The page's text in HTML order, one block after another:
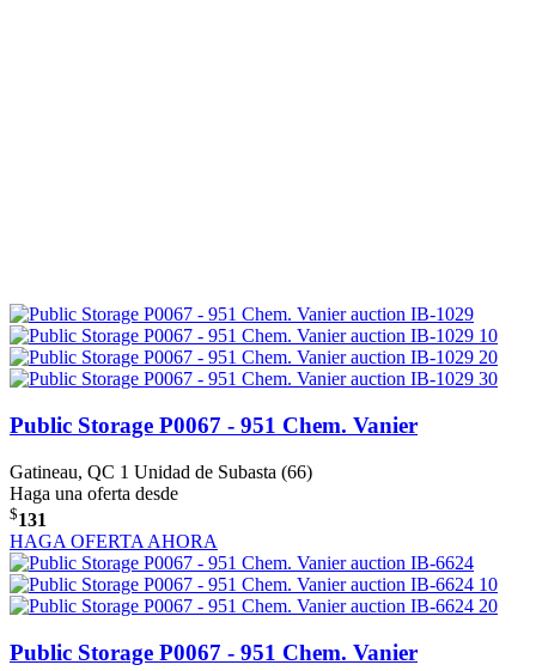
Public Storage P0067 - 951 Chem. Vanier
Gatineau, QC 1 Unidad de Subasta (66)
Haga una oferta desde
$131
HAGA OFERTA AHORA
Public Storage P0067 - 951 Chem. Vanier